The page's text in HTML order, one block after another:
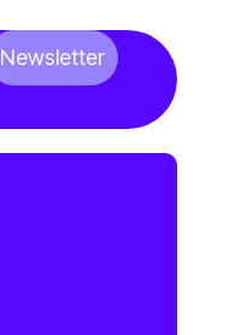
Newsletter